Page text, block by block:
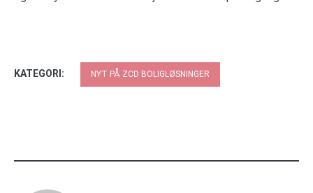
KATEGORI: NYT PÅ ZCD BOLIGLØSNINGER